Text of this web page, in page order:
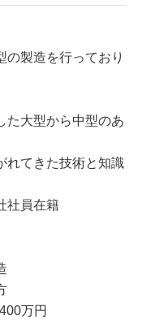
の製造を行っており
大型から中型のあ
てきた技術と知識
員在籍
万円